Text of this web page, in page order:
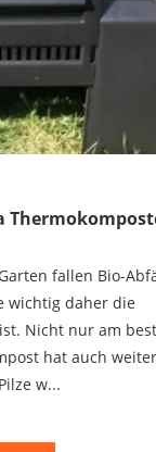
fallen Bio-
wichtig daher die
Nicht nur am
hat auch
w...